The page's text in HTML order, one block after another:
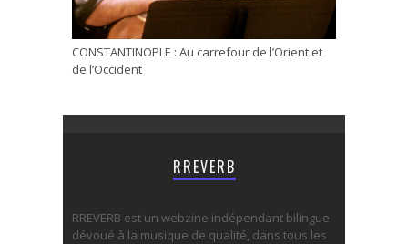
CONSTANTINOPLE : Au carrefour de l’Orient et
de l’Occident
RREVERB
RREVERB est un webzine indépendant bilingue
dévoué à la musique de qualité, dans tous les